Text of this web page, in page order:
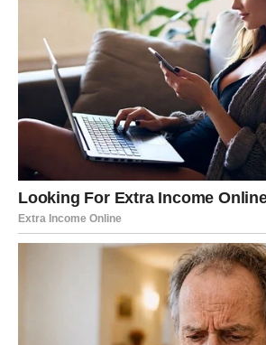
POSAO – OTVARAJU
VRATA VELIKOG
Na poslovnom planu pred vama je
Mnoge Vage će dobiti priliku da
Ono što ste dugo pokušavale ostvariti
moglo krenuti u pravom smjeru.
Moguće su veoma važne promjene
karijerom, novim poslovnim
vam mogla potpuno promijeniti život.